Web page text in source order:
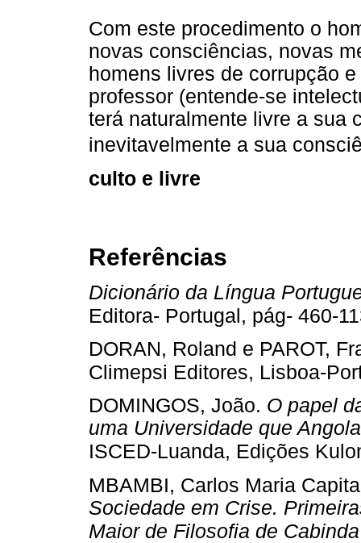
Com este procedimento o
novas consciências, novas
homens livres de corrupção
professor (entende-se
terá naturalmente livre a sua
inevitavelmente a sua
culto e livre
Referências
Dicionário da Língua
Editora- Portugal, pág- 460-
DORAN, Roland e PAROT,
Climepsi Editores, Lisboa-
DOMINGOS, João. O papel
uma Universidade que
ISCED-Luanda, Edições
MBAMBI, Carlos Maria
Sociedade em Crise.
Maior de Filosofia de Cabinda